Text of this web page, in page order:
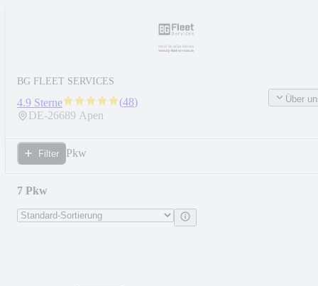
BG FLEET SERVICES
4.9 Sterne (48)
DE-26689 Apen
Über
Filter Pkw
7 Pkw